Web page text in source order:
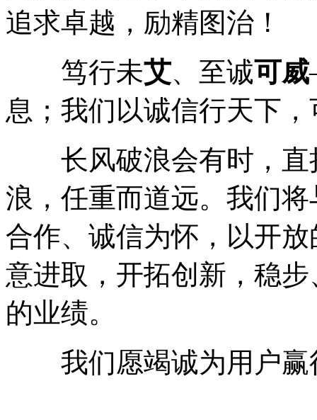
追求卓越，励精图治！
笃行未艾、至诚可威
息；我们以诚信行天下
长风破浪会有时，直
浪，任重而道远。我们
合作、诚信为怀，以开
意进取，开拓创新，稳
的业绩。
我们愿竭诚为用户赢